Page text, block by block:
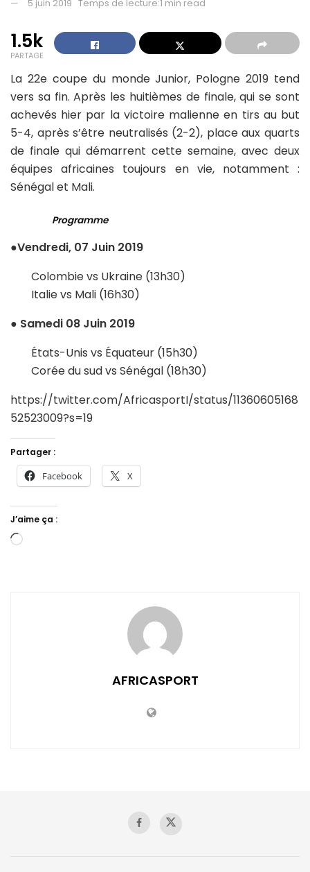
5 juin 2019 Temps de lecture:1 min read
1.5k
PARTAGE
La 22e coupe du monde Junior, Pologne 2019 tend
vers sa fin. Après les huitièmes de finale, qui se sont
achevés hier par la victoire malienne en tirs au but
5-4, après s’être neutralisés (2-2), place aux quarts
de finale qui démarrent cette semaine, avec deux
équipes africaines toujours en vie, notamment :
Sénégal et Mali.
Programme
●Vendredi, 07 Juin 2019
Colombie vs Ukraine (13h30)
Italie vs Mali (16h30)
● Samedi 08 Juin 2019
États-Unis vs Équateur (15h30)
Corée du sud vs Sénégal (18h30)
https://twitter.com/AfricasportI/status/11360605168
52523009?s=19
Partager :
Facebook X
J’aime ça :
Chargement…
AFRICASPORT